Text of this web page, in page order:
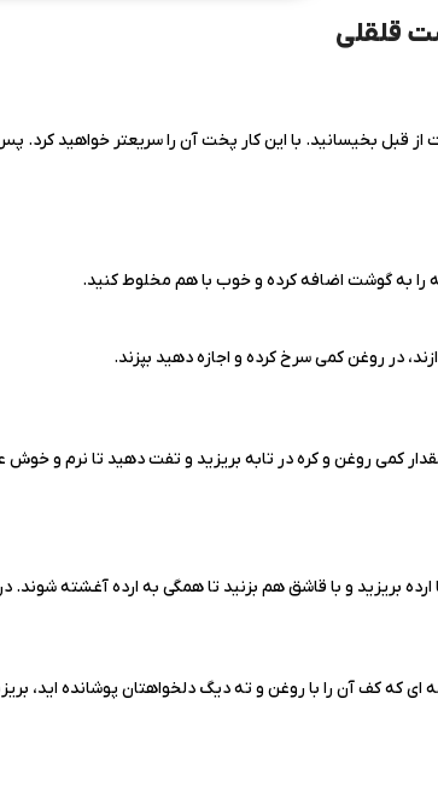
قلقلی
قبل بخیسانید. با این کار پخت آن را سریعتر خواهید کرد.
را به گوشت اضافه کرده و خوب با هم مخلوط کنید.
در روغن کمی سرخ کرده و اجازه دهید بپزند.
مقدار کمی روغن و کره در تابه بریزید و تفت دهید تا نرم و
بریزید و با قاشق هم بزنید تا همگی به ارده آغشته
ای که کف آن را با روغن و ته دیگ دلخواهتان پوشانده اید،